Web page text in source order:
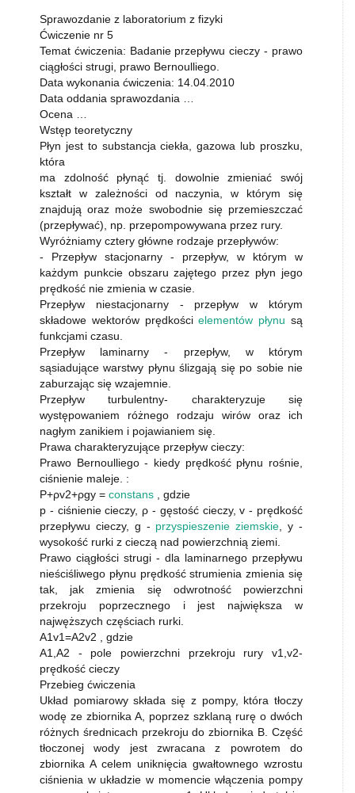
Sprawozdanie z laboratorium z fizyki
Ćwiczenie nr 5
Temat ćwiczenia: Badanie przepływu cieczy - prawo
ciągłości strugi, prawo Bernoulliego.
Data wykonania ćwiczenia: 14.04.2010
Data oddania sprawozdania …
Ocena …
Wstęp teoretyczny
Płyn jest to substancja ciekła, gazowa lub proszku,
która
ma zdolność płynąć tj. dowolnie zmieniać swój
kształt w zależności od naczynia, w którym się
znajdują oraz może swobodnie się przemieszczać
(przepływać), np. przepompowywana przez rury.
Wyróżniamy cztery główne rodzaje przepływów:
- Przepływ stacjonarny - przepływ, w którym w
każdym punkcie obszaru zajętego przez płyn jego
prędkość nie zmienia w czasie.
Przepływ niestacjonarny - przepływ w którym
składowe wektorów prędkościelementów płynu są
funkcjami czasu.
Przepływ laminarny - przepływ, w którym
sąsiadujące warstwy płynu ślizgają się po sobie nie
zaburzając się wzajemnie.
Przepływ turbulentny- charakteryzuje się
występowaniem różnego rodzaju wirów oraz ich
nagłym zanikiem i pojawianiem się.
Prawa charakteryzujące przepływ cieczy:
Prawo Bernoulliego - kiedy prędkość płynu rośnie,
ciśnienie maleje. :
P+ρv2+ρgy = constans , gdzie
p - ciśnienie cieczy, ρ - gęstość cieczy, v - prędkość
przepływu cieczy, g - przyspieszenie ziemskie , y -
wysokość rurki z cieczą nad powierzchnią ziemi.
Prawo ciągłości strugi - dla laminarnego przepływu
nieściśliwego płynu prędkość strumienia zmienia się
tak, jak zmienia się odwrotność powierzchni
przekroju poprzecznego i jest największa w
najwęższych częściach rurki.
A1v1=A2v2 , gdzie
A1,A2 - pole powierzchni przekroju rury v1,v2-
prędkość cieczy
Przebieg ćwiczenia
Układ pomiarowy składa się z pompy, która tłoczy
wodę ze zbiornika A, poprzez szklaną rurę o dwóch
różnych średnicach przekroju do zbiornika B. Część
tłoczonej wody jest zwracana z powrotem do
zbiornika A celem uniknięcia gwałtownego wzrostu
ciśnienia w układzie w momencie włączenia pompy